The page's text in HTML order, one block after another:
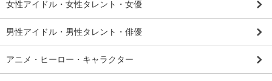
女性アイドル・女性タレント・女優
男性アイドル・男性タレント・俳優
アニメ・ヒーロー・キャラクター